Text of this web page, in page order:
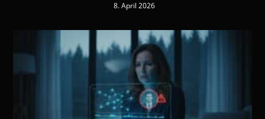
8. April 2026